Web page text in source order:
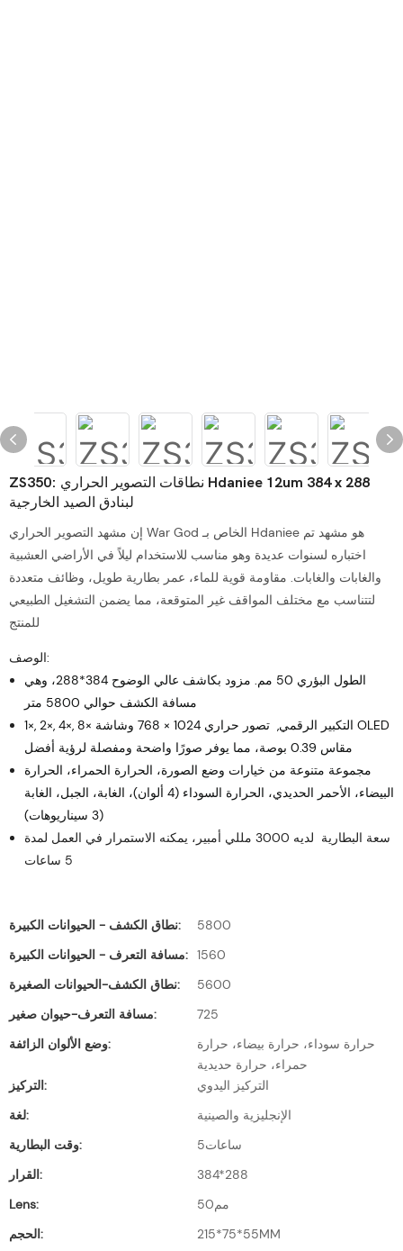
ZS350: نطاقات التصوير الحراري Hdaniee 12um 384 x 288
لبنادق الصيد الخارجية
إن مشهد التصوير الحراري War God الخاص بـ Hdaniee هو مشهد تم
اختباره لسنوات عديدة وهو مناسب للاستخدام ليلاً في الأراضي العشبية
والغابات والغابات. مقاومة قوية للماء، عمر بطارية طويل، وظائف متعددة
لتتناسب مع مختلف المواقف غير المتوقعة، مما يضمن التشغيل الطبيعي
للمنتج
الوصف:
الطول البؤري 50 مم. مزود بكاشف عالي الوضوح 384*288، وهي
مسافة الكشف حوالي 5800 متر
1×, 2×, 4×, 8× التكبير الرقمي,
تصور حراري 1024 × 768 وشاشة OLED
مقاس 0.39 بوصة، مما يوفر صورًا واضحة ومفصلة لرؤية أفضل
مجموعة متنوعة من خيارات وضع الصورة، الحرارة الحمراء، الحرارة
البيضاء، الأحمر الحديدي، الحرارة السوداء (4 ألوان)، الغابة، الجبل، الغابة
(3 سيناريوهات)
سعة البطارية لديه 3000 مللي أمبير، يمكنه الاستمرار في العمل لمدة
5 ساعات
نطاق الكشف - الحيوانات الكبيرة:
5800
مسافة التعرف - الحيوانات الكبيرة: 1560
نطاق الكشف-الحيوانات الصغيرة:
5600
مسافة التعرف-حيوان صغير:
725
وضع الألوان الزائفة:
حرارة سوداء، حرارة بيضاء، حرارة
حمراء، حرارة حديدية
التركيز:
التركيز اليدوي
لغة:
الإنجليزية والصينية
وقت البطارية:
ساعات5
القرار:
384*288
Lens:
مم50
الحجم:
215*75*55MM